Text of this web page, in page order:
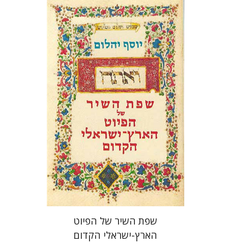
יוסף יהלום
שפת השיר של הפיוט
הארץ-ישראלי הקדום